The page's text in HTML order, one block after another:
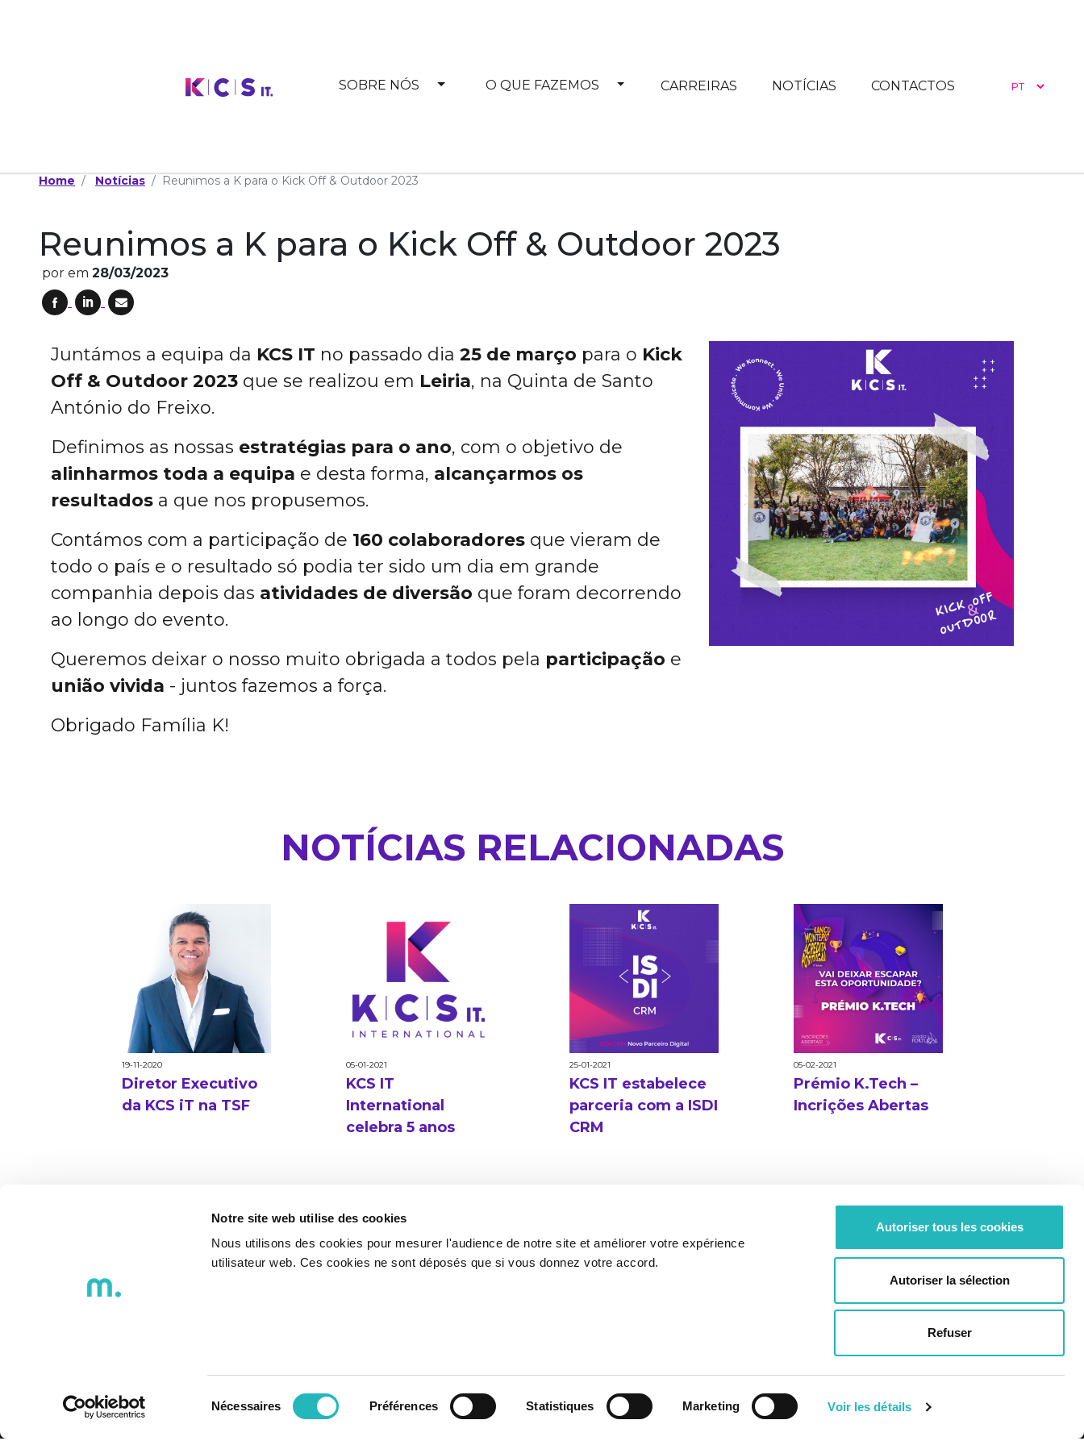
Notre site web utilise des cookies
Nous utilisons des cookies pour mesurer l'audience de notre site et améliorer votre expérience
utilisateur web. Ces cookies ne sont déposés que si vous donnez votre accord.
Nécessaires Préférences Statistiques Marketing Voir les détails
Autoriser tous les cookies
Autoriser la sélection
Refuser
SOBRE NÓS Toggle Dropdown
O QUE FAZEMOS Toggle Dropdown
CARREIRAS NOTÍCIAS CONTACTOS
Home Notícias Reunimos a K para o Kick Off & Outdoor 2023
Reunimos a K para o Kick Off & Outdoor 2023
por em 28/03/2023
Juntámos a equipa da KCS IT no passado dia 25 de março para o Kick
Off & Outdoor 2023 que se realizou em Leiria, na Quinta de Santo
António do Freixo.
Definimos as nossas estratégias para o ano, com o objetivo de
alinharmos toda a equipa e desta forma, alcançarmos os
resultados a que nos propusemos.
Contámos com a participação de 160 colaboradores que vieram de
todo o país e o resultado só podia ter sido um dia em grande
companhia depois das atividades de diversão que foram decorrendo
ao longo do evento.
Queremos deixar o nosso muito obrigada a todos pela participação e
união vivida - juntos fazemos a força.
Obrigado Família K!
NOTÍCIAS RELACIONADAS
19-11-2020
Diretor Executivo
da KCS iT na TSF
05-01-2021
KCS IT
International
celebra 5 anos
25-01-2021
KCS IT estabelece
parceria com a ISDI
CRM
05-02-2021
Prémio K.Tech –
Incrições Abertas
Certificado de Qualidade Política Integrada
Avaliação Anual (2025)